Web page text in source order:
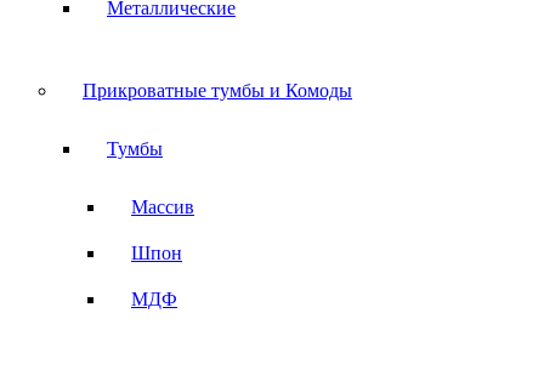
Металлические
Прикроватные тумбы и Комоды
Тумбы
Массив
Шпон
МДФ